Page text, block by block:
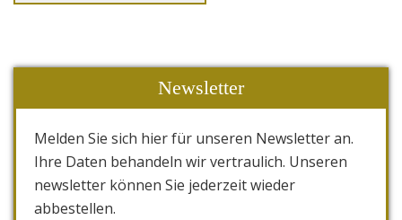
Newsletter
Melden Sie sich hier für unseren Newsletter an.
Ihre Daten behandeln wir vertraulich. Unseren
newsletter können Sie jederzeit wieder
abbestellen.